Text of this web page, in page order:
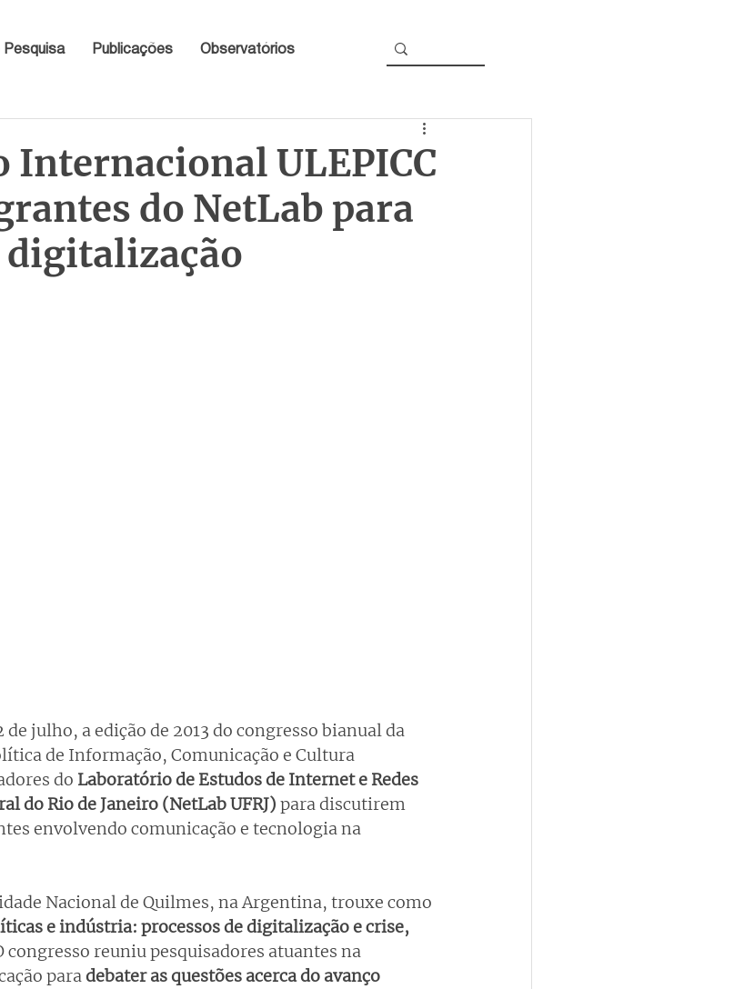
Pesquisa Publicações Observatórios
Internacional ULEPICC
do NetLab para
digitalização
de julho, a edição de 2013 do congresso bianual da
de Informação, Comunicação e Cultura
do Laboratório de Estudos de Internet e Redes
do Rio de Janeiro (NetLab UFRJ) para discutirem
envolvendo comunicação e tecnologia na
Nacional de Quilmes, na Argentina, trouxe como
e indústria: processos de digitalização e crise,
congresso reuniu pesquisadores atuantes na
para debater as questões acerca do avanço